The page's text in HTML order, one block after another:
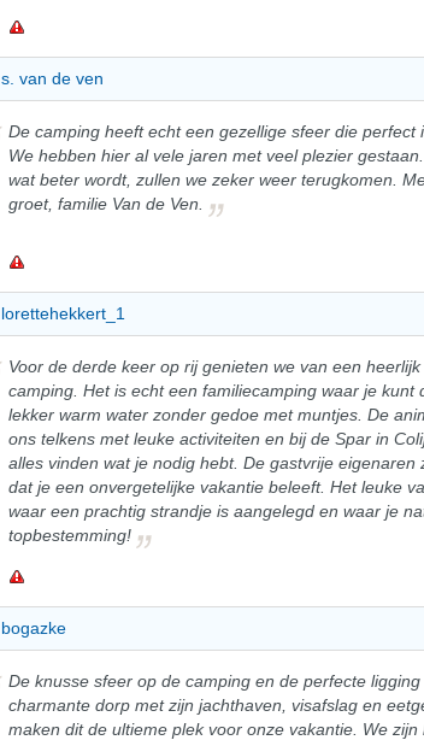
s. van de ven
De camping heeft echt een gezellige sfeer die perfect
We hebben hier al vele jaren met veel plezier
wat beter wordt, zullen we zeker weer terugkomen.
groet, familie Van de Ven.
lorettehekkert_1
Voor de derde keer op rij genieten we van een
camping. Het is echt een familiecamping waar je kunt
lekker warm water zonder gedoe met muntjes. De
ons telkens met leuke activiteiten en bij de Spar in
alles vinden wat je nodig hebt. De gastvrije eigenaren
dat je een onvergetelijke vakantie beleeft. Het leuke
waar een prachtig strandje is aangelegd en waar je
topbestemming!
bogazke
De knusse sfeer op de camping en de perfecte
charmante dorp met zijn jachthaven, visafslag en
maken dit de ultieme plek voor onze vakantie. We zijn